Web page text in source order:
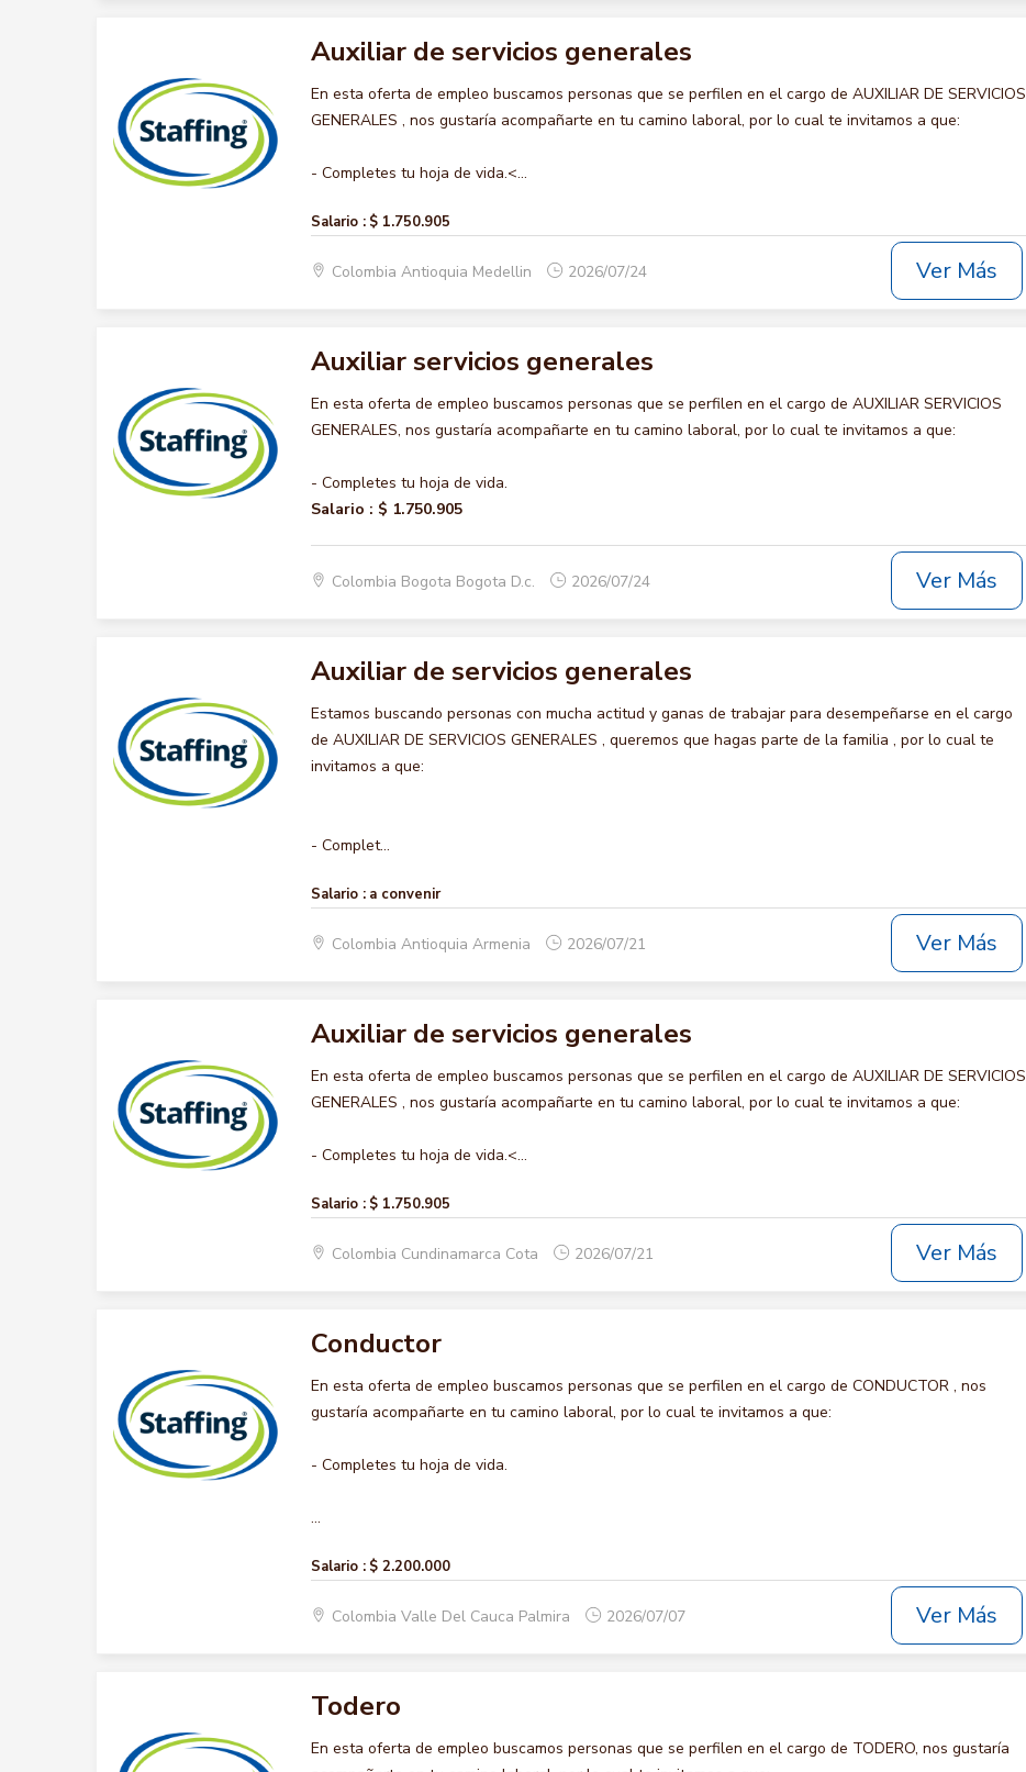
Auxiliar de servicios generales
En esta oferta de empleo buscamos personas que se perfilen en el cargo de AUXILIAR DE SERVICIOS
GENERALES , nos gustaría acompañarte en tu camino laboral, por lo cual te invitamos a que:
- Completes tu hoja de vida.<...
Salario : $ 1.750.905
Colombia Antioquia Medellin 2026/07/24 Ver Más
Auxiliar servicios generales
En esta oferta de empleo buscamos personas que se perfilen en el cargo de AUXILIAR SERVICIOS
GENERALES, nos gustaría acompañarte en tu camino laboral, por lo cual te invitamos a que:
- Completes tu hoja de vida.
Salario : $ 1.750.905
Colombia Bogota Bogota D.c. 2026/07/24 Ver Más
Auxiliar de servicios generales
Estamos buscando personas con mucha actitud y ganas de trabajar para desempeñarse en el cargo
de AUXILIAR DE SERVICIOS GENERALES , queremos que hagas parte de la familia , por lo cual te
invitamos a que:
- Complet...
Salario : a convenir
Colombia Antioquia Armenia 2026/07/21 Ver Más
Auxiliar de servicios generales
En esta oferta de empleo buscamos personas que se perfilen en el cargo de AUXILIAR DE SERVICIOS
GENERALES , nos gustaría acompañarte en tu camino laboral, por lo cual te invitamos a que:
- Completes tu hoja de vida.<...
Salario : $ 1.750.905
Colombia Cundinamarca Cota 2026/07/21 Ver Más
Conductor
En esta oferta de empleo buscamos personas que se perfilen en el cargo de CONDUCTOR , nos
gustaría acompañarte en tu camino laboral, por lo cual te invitamos a que:
- Completes tu hoja de vida.
...
Salario : $ 2.200.000
Colombia Valle Del Cauca Palmira 2026/07/07 Ver Más
Todero
En esta oferta de empleo buscamos personas que se perfilen en el cargo de TODERO, nos gustaría